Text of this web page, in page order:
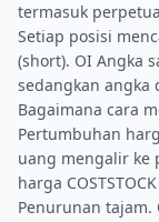
termasuk
Setiap posisi
(short). OI Angka
sedangkan angka
Bagaimana cara
Pertumbuhan
uang mengalir ke
harga
Penurunan